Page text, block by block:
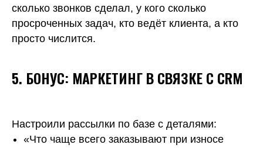
сколько звонков сделал, у кого сколько
просроченных задач, кто ведёт клиента, а кто
просто числится.
5. БОНУС: МАРКЕТИНГ В СВЯЗКЕ С CRM
Настроили рассылки по базе с деталями:
«Что чаще всего заказывают при износе